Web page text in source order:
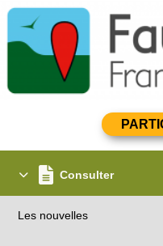
Consulter
Les nouvelles